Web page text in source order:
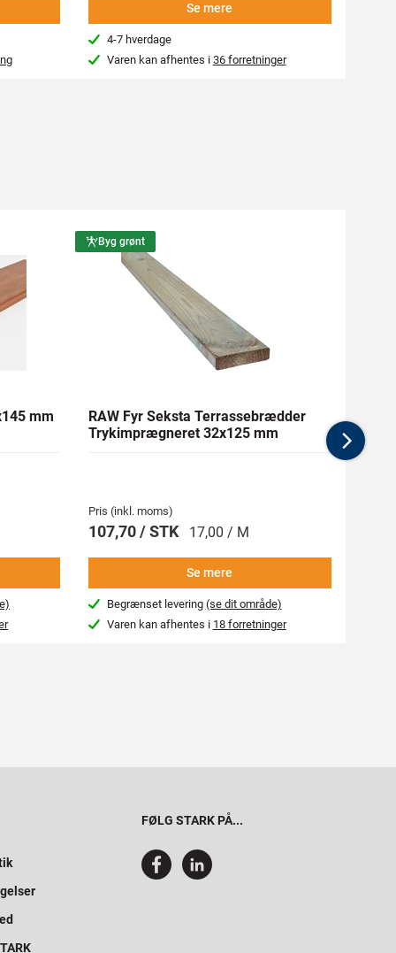
Se mere
4-7 hverdage
Varen kan afhentes i 36 forretninger
mm
Byg grønt
RAW Fyr Seksta Terrassebrædder
Trykimprægneret 32x125 mm
Pris (inkl. moms)
107,70 / STK 17,00 / M
Se mere
Begrænset levering (se dit område)
Varen kan afhentes i 18 forretninger
mm
FØLG STARK PÅ...